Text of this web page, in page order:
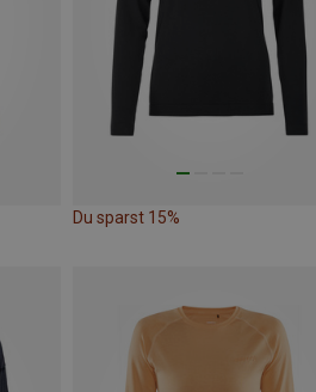
Du sparst 15%